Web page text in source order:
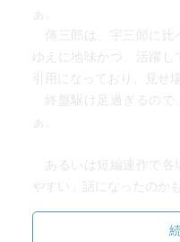
ぁ。
傳三郎は、宇三郎に比
ゆえに地味かつ、活躍し
引用になっており、見せ
終盤駆け足過ぎるので
ぁ。
あるいは短編連作で各
やすい」話になったのか
著者はこの作品も、「